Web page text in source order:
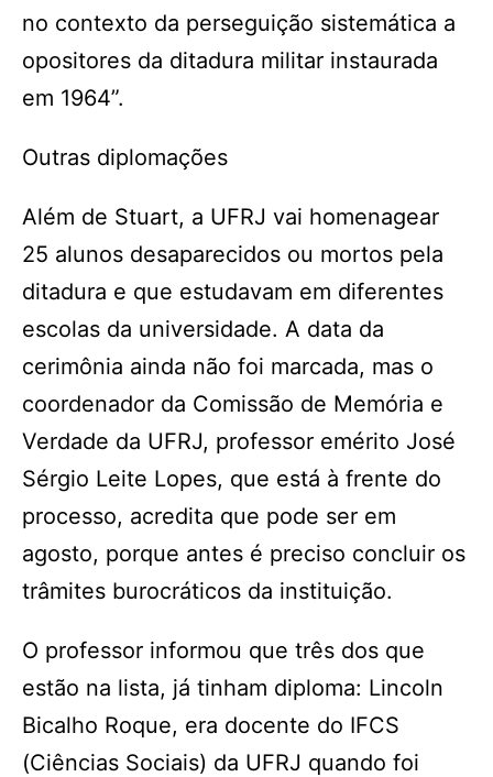
no contexto da perseguição sistemática a
opositores da ditadura militar instaurada
em 1964”.
Outras diplomações
Além de Stuart, a UFRJ vai homenagear
25 alunos desaparecidos ou mortos pela
ditadura e que estudavam em diferentes
escolas da universidade. A data da
cerimônia ainda não foi marcada, mas o
coordenador da Comissão de Memória e
Verdade da UFRJ, professor emérito José
Sérgio Leite Lopes, que está à frente do
processo, acredita que pode ser em
agosto, porque antes é preciso concluir os
trâmites burocráticos da instituição.
O professor informou que três dos que
estão na lista, já tinham diploma: Lincoln
Bicalho Roque, era docente do IFCS
(Ciências Sociais) da UFRJ quando foi